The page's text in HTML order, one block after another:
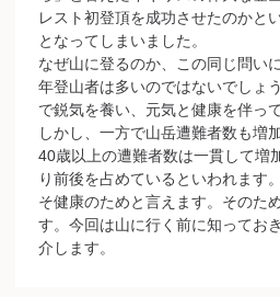
レスト初登頂を成功させたのかと
となってしまいました。
なぜ山に登るのか、この同じ問い
年登山者は多いのではないでしょ
で鋭気を養い、元気と健康を伴っ
しかし、一方で山岳遭難者数も増
40歳以上の遭難者数は一貫して増
り前後を占めているといわれます
そ健康のためと言えます。そのた
す。今回は山に行く前に知ってお
介します。